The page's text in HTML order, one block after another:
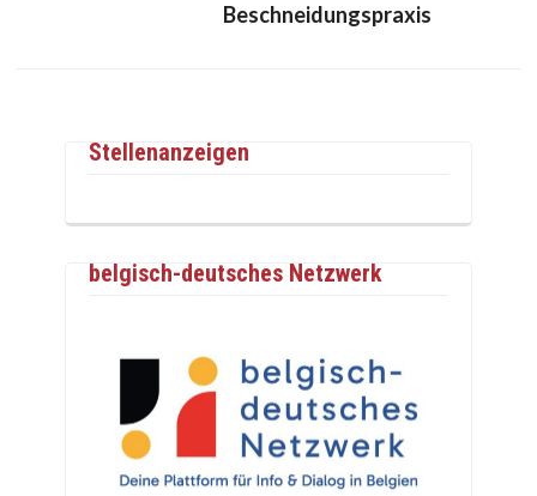
Beschneidungspraxis
Stellenanzeigen
belgisch-deutsches Netzwerk